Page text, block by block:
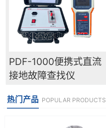
PDF-1000便携式直流
接地故障查找仪
热门产品 POPULAR PRODUCTS